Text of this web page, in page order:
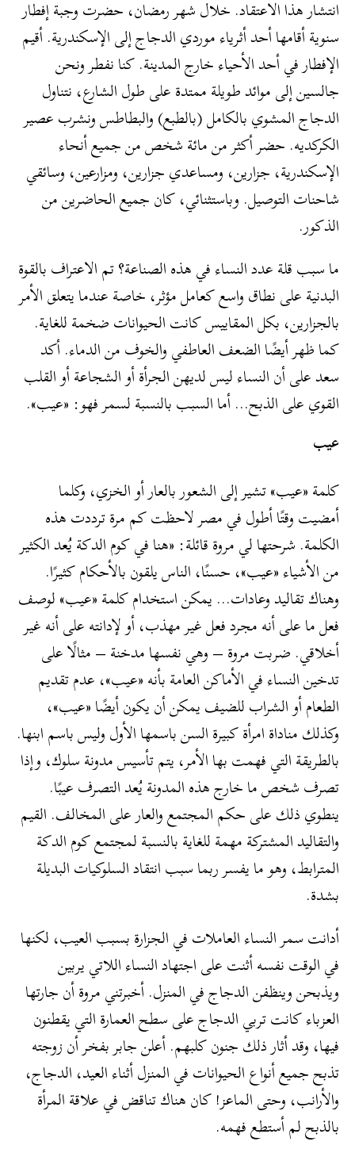
انتشار هذا الاعتقاد. خلال شهر رمضان، حضرت وجبة إفطار
سنوية أقامها أحد أثرياء موردي الدجاج إلى الإسكندرية. أقيم
الإفطار في أحد الأحياء خارج المدينة. كنا نفطر ونحن
جالسين إلى موائد طويلة ممتدة على طول الشارع، نتناول
الدجاج المشوي بالكامل (بالطبع) والبطاطس ونشرب عصير
الكركديه. حضر أكثر من مائة شخص من جميع أنحاء
الإسكندرية، جزارين، ومساعدي جزارين، ومزارعين، وسائقي
شاحنات التوصيل. وباستثنائي، كان جميع الحاضرين من
الذكور.
ما سبب قلة عدد النساء في هذه الصناعة؟ تم الاعتراف بالقوة
البدنية على نطاق واسع كعامل مؤثر، خاصة عندما يتعلق الأمر
بالجزارين، بكل المقاييس كانت الحيوانات ضخمة للغاية.
كما ظهر أيضًا الضعف العاطفي والخوف من الدماء. أكد
سعد على أن النساء ليس لديهن الجرأة أو الشجاعة أو القلب
القوي على الذبح… أما السبب بالنسبة لسمر فهو: «عيب».
عيب
كلمة «عيب» تشير إلى الشعور بالعار أو الخزي، وكلما
أمضيت وقتًا أطول في مصر لاحظت كم مرة ترددت هذه
الكلمة. شرحتها لي مروة قائلة: «هنا في كوم الدكة يُعد الكثير
من الأشياء «عيب»، حسنًا، الناس يلقون بالأحكام كثيرًا.
وهناك تقاليد وعادات… يمكن استخدام كلمة «عيب» لوصف
فعل ما على أنه مجرد فعل غير مهذب، أو لإدانته على أنه غير
أخلاقي. ضربت مروة – وهي نفسها مدخنة – مثالًا على
تدخين النساء في الأماكن العامة بأنه «عيب»، عدم تقديم
الطعام أو الشراب للضيف يمكن أن يكون أيضًا «عيب»،
وكذلك مناداة امرأة كبيرة السن باسمها الأول وليس باسم ابنها.
بالطريقة التي فهمت بها الأمر، يتم تأسيس مدونة سلوك، وإذا
تصرف شخص ما خارج هذه المدونة يُعد التصرف عيبًا.
ينطوي ذلك على حكم المجتمع والعار على المخالف. القيم
والتقاليد المشتركة مهمة للغاية بالنسبة لمجتمع كوم الدكة
المترابط، وهو ما يفسر ربما سبب انتقاد السلوكيات البديلة
بشدة.
أدانت سمر النساء العاملات في الجزارة بسبب العيب، لكنها
في الوقت نفسه أثنت على اجتهاد النساء اللاتي يربين
ويذبحن وينظفن الدجاج في المنزل. أخبرتني مروة أن جارتها
العزباء كانت تربي الدجاج على سطح العمارة التي يقطنون
فيها، وقد أثار ذلك جنون كلبهم. أعلن جابر بفخر أن زوجته
تذبح جميع أنواع الحيوانات في المنزل أثناء العيد، الدجاج،
والأرانب، وحتى الماعز! كان هناك تناقض في علاقة المرأة
بالذبح لم أستطع فهمه.